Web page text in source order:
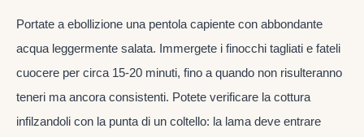
Portate a ebollizione una pentola capiente con abbondante
acqua leggermente salata. Immergete i finocchi tagliati e fateli
cuocere per circa 15-20 minuti, fino a quando non risulteranno
teneri ma ancora consistenti. Potete verificare la cottura
infilzandoli con la punta di un coltello: la lama deve entrare